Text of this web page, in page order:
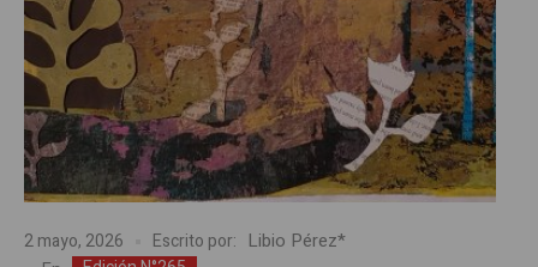
2 mayo, 2026 Escrito por: Libio Pérez*